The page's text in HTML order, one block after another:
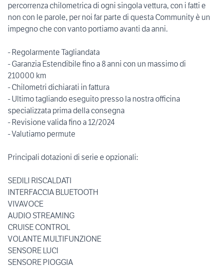
percorrenza chilometrica di ogni singola vettura, con i fatti e
non con le parole, per noi far parte di questa Community è un
impegno che con vanto portiamo avanti da anni.
- Regolarmente Tagliandata
- Garanzia Estendibile fino a 8 anni con un massimo di
210000 km
- Chilometri dichiarati in fattura
- Ultimo tagliando eseguito presso la nostra officina
specializzata prima della consegna
- Revisione valida fino a 12/2024
- Valutiamo permute
Principali dotazioni di serie e opzionali:
SEDILI RISCALDATI
INTERFACCIA BLUETOOTH
VIVAVOCE
AUDIO STREAMING
CRUISE CONTROL
VOLANTE MULTIFUNZIONE
SENSORE LUCI
SENSORE PIOGGIA